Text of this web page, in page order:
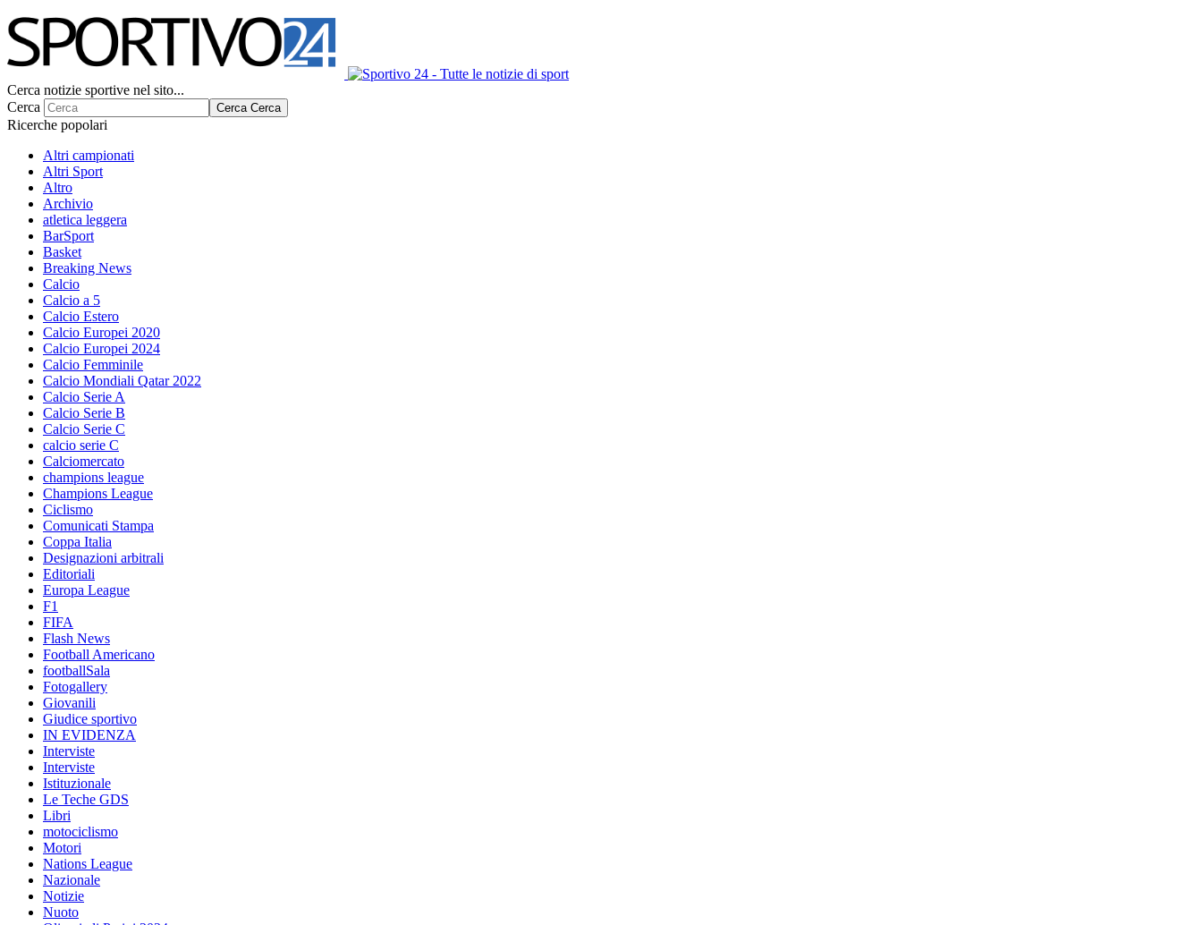
Cerca notizie sportive nel sito...
Cerca
Cerca Cerca
Ricerche popolari
Altri campionati
Altri Sport
Altro
Archivio
atletica leggera
BarSport
Basket
Breaking News
Calcio
Calcio a 5
Calcio Estero
Calcio Europei 2020
Calcio Europei 2024
Calcio Femminile
Calcio Mondiali Qatar 2022
Calcio Serie A
Calcio Serie B
Calcio Serie C
calcio serie C
Calciomercato
champions league
Champions League
Ciclismo
Comunicati Stampa
Coppa Italia
Designazioni arbitrali
Editoriali
Europa League
F1
FIFA
Flash News
Football Americano
footballSala
Fotogallery
Giovanili
Giudice sportivo
IN EVIDENZA
Interviste
Interviste
Istituzionale
Le Teche GDS
Libri
motociclismo
Motori
Nations League
Nazionale
Notizie
Nuoto